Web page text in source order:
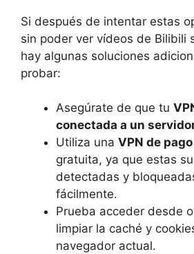
Si después de intentar estas
sin poder ver vídeos de Bilibili
hay algunas soluciones
probar:
Asegúrate de que tu
conectada a un
Utiliza una VPN de pago
gratuita, ya que estas
detectadas y
fácilmente.
Prueba acceder desde
limpiar la caché y
navegador actual.